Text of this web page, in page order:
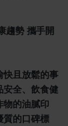
趨勢 攜手開
快且放鬆的事
安全、飲食健
物的油膩印
質的口碑標